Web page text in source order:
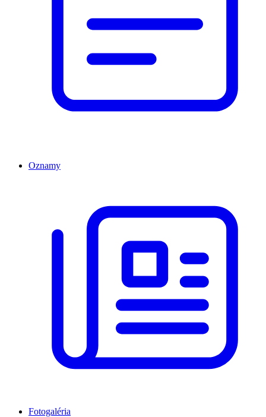
Oznamy
Fotogaléria